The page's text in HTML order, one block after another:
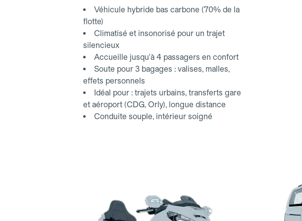
Véhicule hybride bas carbone (70% de la
flotte)
Climatisé et insonorisé pour un trajet
silencieux
Accueille jusqu'à 4 passagers en confort
Soute pour 3 bagages : valises, malles,
effets personnels
Idéal pour : trajets urbains, transferts gare
et aéroport (CDG, Orly), longue distance
Conduite souple, intérieur soigné